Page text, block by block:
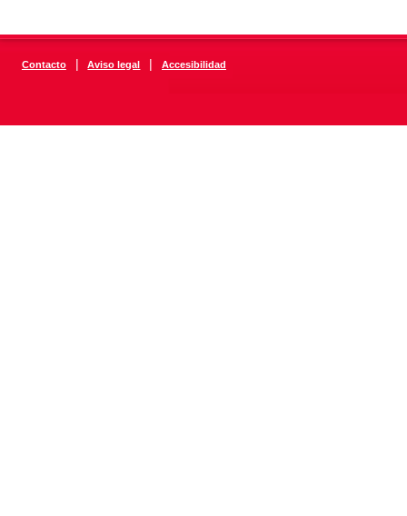
Contacto | Aviso legal | Accesibilidad